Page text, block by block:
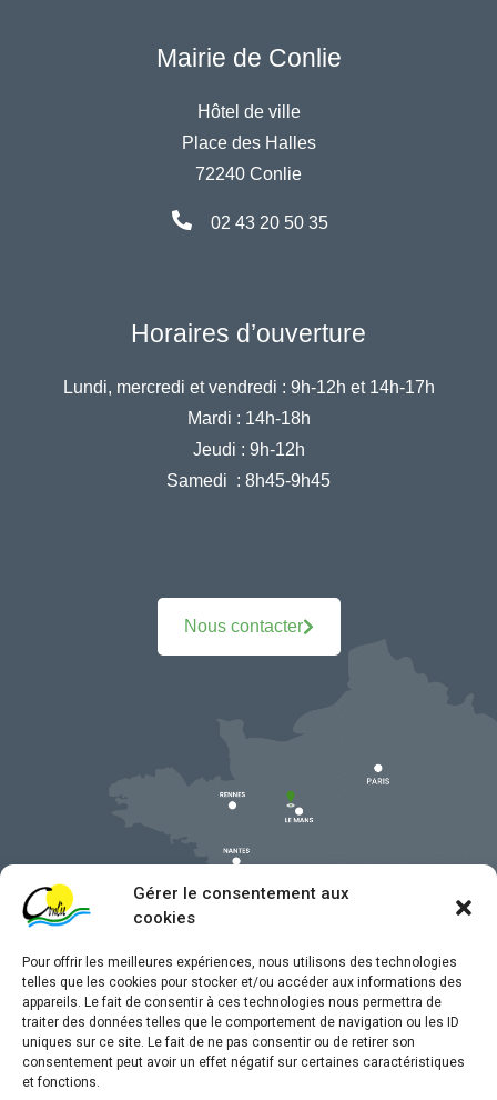
Gérer le consentement aux
cookies
Pour offrir les meilleures expériences, nous utilisons des technologies
telles que les cookies pour stocker et/ou accéder aux informations des
appareils. Le fait de consentir à ces technologies nous permettra de
traiter des données telles que le comportement de navigation ou les ID
uniques sur ce site. Le fait de ne pas consentir ou de retirer son
consentement peut avoir un effet négatif sur certaines caractéristiques
et fonctions.
Mairie de Conlie
Hôtel de ville
Place des Halles
72240 Conlie
02 43 20 50 35
Horaires d’ouverture
Lundi, mercredi et vendredi : 9h-12h et 14h-17h
Mardi : 14h-18h
Jeudi : 9h-12h
Samedi : 8h45-9h45
Nous contacter
Mentions légales